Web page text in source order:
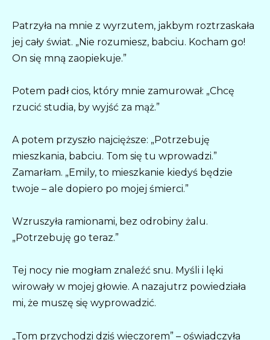
Patrzyła na mnie z wyrzutem, jakbym roztrzaskała
jej cały świat. „Nie rozumiesz, babciu. Kocham go!
On się mną zaopiekuje.”
Potem padł cios, który mnie zamurował: „Chcę
rzucić studia, by wyjść za mąż.”
A potem przyszło najcięższe: „Potrzebuję
mieszkania, babciu. Tom się tu wprowadzi.”
Zamarłam. „Emily, to mieszkanie kiedyś będzie
twoje – ale dopiero po mojej śmierci.”
Wzruszyła ramionami, bez odrobiny żalu.
„Potrzebuję go teraz.”
Tej nocy nie mogłam znaleźć snu. Myśli i lęki
wirowały w mojej głowie. A nazajutrz powiedziała
mi, że muszę się wyprowadzić.
„Tom przychodzi dziś wieczorem” – oświadczyła